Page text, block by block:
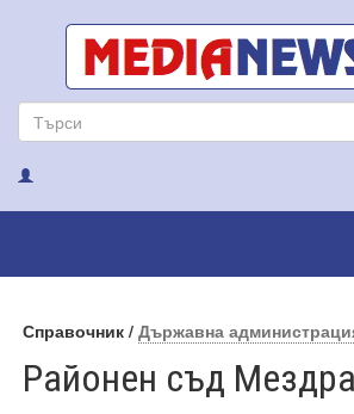
Справочник / Държавна
Районен съд Мездра